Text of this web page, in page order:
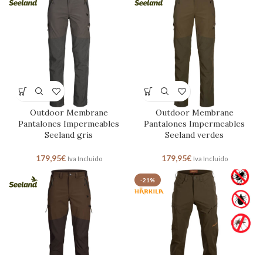
Outdoor Membrane
Pantalones Impermeables
Seeland gris
179,95€ Iva Incluido
Outdoor Membrane
Pantalones Impermeables
Seeland verdes
179,95€ Iva Incluido
-21%